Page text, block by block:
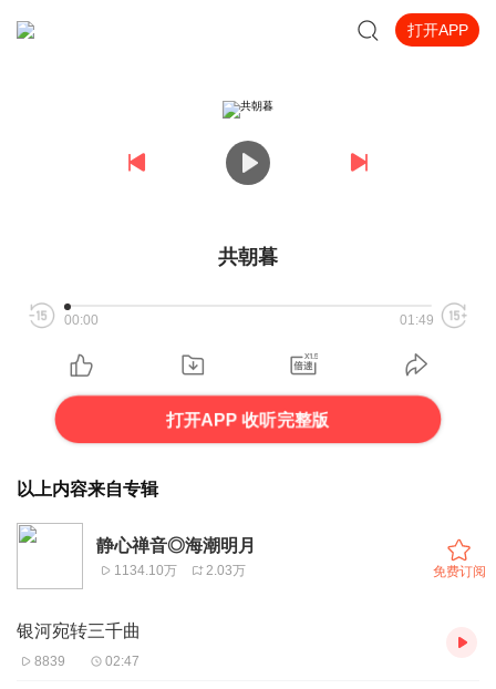
打开APP
共朝暮
00:00 01:49
打开APP 收听完整版
以上内容来自专辑
静心禅音◎海潮明月
1134.10万 2.03万 免费订阅
银河宛转三千曲
8839 02:47